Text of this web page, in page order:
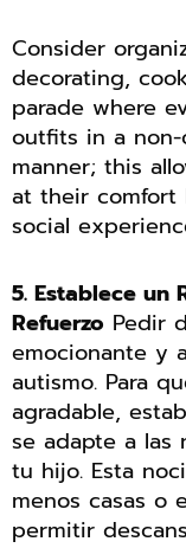
Consider
decorating,
parade where
outfits in a
manner; this
at their comfort
social
5. Establece un
Refuerzo Pedir
emocionante y
autismo. Para
agradable,
se adapte a las
tu hijo. Esta
menos casas o
permitir